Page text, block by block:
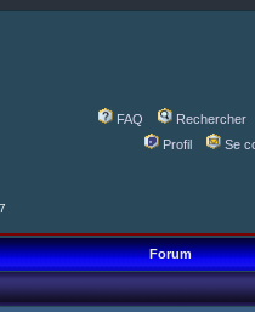
FAQ
Rechercher
Profil
Se
Forum